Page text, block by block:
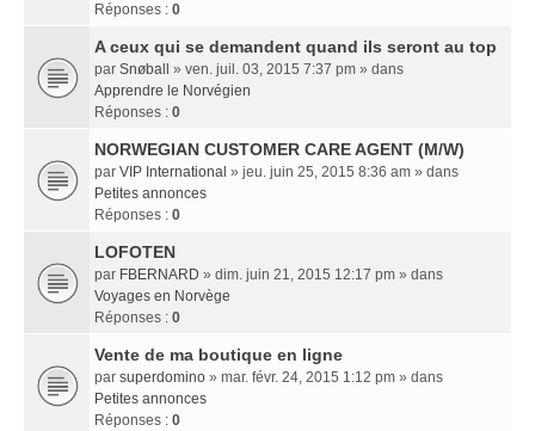
Réponses : 0
A ceux qui se demandent quand ils seront au top
par Snøball
» ven. juil. 03, 2015 7:37 pm » dans
Apprendre le Norvégien
Réponses : 0
NORWEGIAN CUSTOMER CARE AGENT (M/W)
par VIP International » jeu. juin 25, 2015 8:36 am » dans
Petites annonces
Réponses : 0
LOFOTEN
par FBERNARD » dim. juin 21, 2015 12:17 pm » dans
Voyages en Norvège
Réponses : 0
Vente de ma boutique en ligne
par superdomino » mar. févr. 24, 2015 1:12 pm » dans
Petites annonces
Réponses : 0